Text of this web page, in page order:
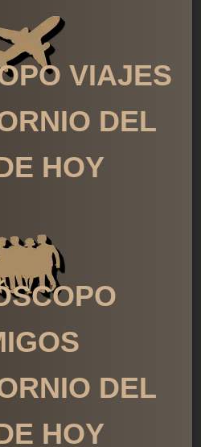
VIAJES
DEL
HOY
DEL
HOY